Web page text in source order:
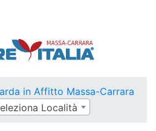
in Affitto Massa-Carrara
Località